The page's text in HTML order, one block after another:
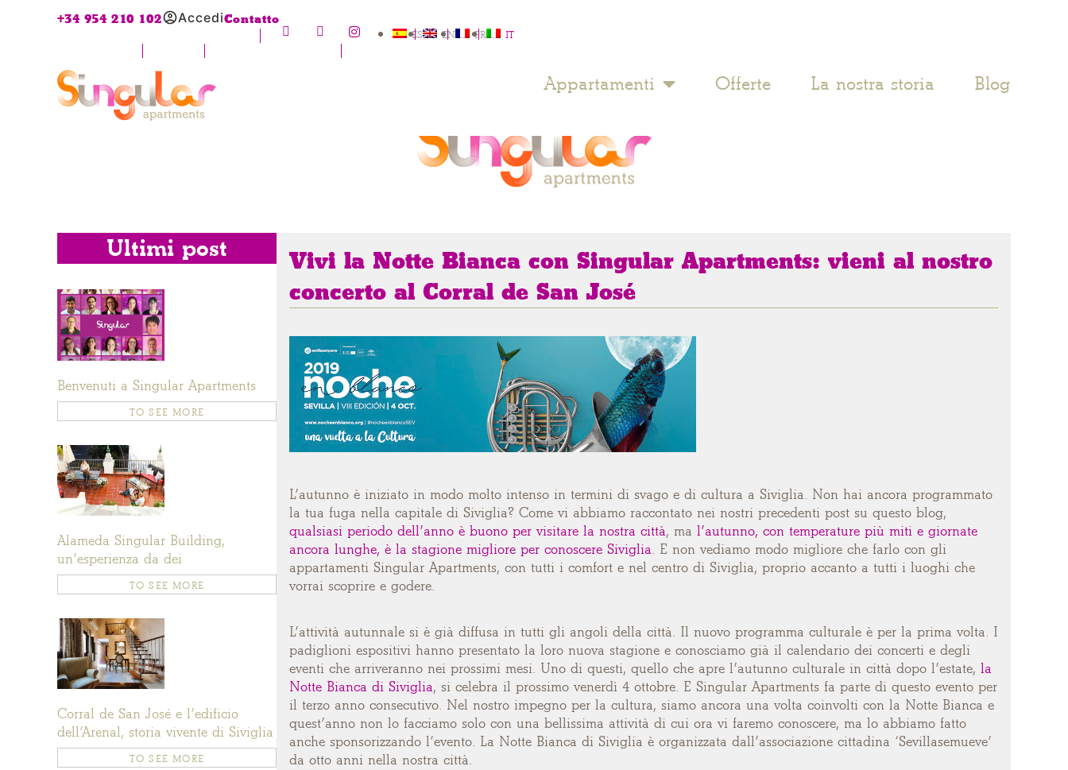
+34 954 210 102 AccediContatto
ES EN FR IT
Appartamenti Offerte La nostra storia Blog
Ultimi post
Benvenuti a Singular Apartments
TO SEE MORE
Alameda Singular Building,
un’esperienza da dei
TO SEE MORE
Corral de San José e l’edificio
dell’Arenal, storia vivente di Siviglia
TO SEE MORE
Vivi la Notte Bianca con Singular Apartments: vieni al nostro
concerto al Corral de San José
L’autunno è iniziato in modo molto intenso in termini di svago e di cultura a Siviglia. Non hai ancora programmato
la tua fuga nella capitale di Siviglia? Come vi abbiamo raccontato nei nostri precedenti post su questo blog,
qualsiasi periodo dell’anno è buono per visitare la nostra città, ma l’autunno, con temperature più miti e giornate
ancora lunghe, è la stagione migliore per conoscere Siviglia. E non vediamo modo migliore che farlo con gli
appartamenti Singular Apartments, con tutti i comfort e nel centro di Siviglia, proprio accanto a tutti i luoghi che
vorrai scoprire e godere.
L’attività autunnale si è già diffusa in tutti gli angoli della città. Il nuovo programma culturale è per la prima volta. I
padiglioni espositivi hanno presentato la loro nuova stagione e conosciamo già il calendario dei concerti e degli
eventi che arriveranno nei prossimi mesi. Uno di questi, quello che apre l’autunno culturale in città dopo l’estate, la
Notte Bianca di Siviglia, si celebra il prossimo venerdì 4 ottobre. E Singular Apartments fa parte di questo evento per
il terzo anno consecutivo. Nel nostro impegno per la cultura, siamo ancora una volta coinvolti con la Notte Bianca e
quest’anno non lo facciamo solo con una bellissima attività di cui ora vi faremo conoscere, ma lo abbiamo fatto
anche sponsorizzando l’evento. La Notte Bianca di Siviglia è organizzata dall’associazione cittadina ‘Sevillasemueve’
da otto anni nella nostra città.